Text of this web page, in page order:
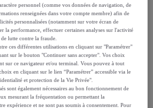
par la marque
entre le09/08et le12/08
?
personnel (comme vos données de navigation, de
renseignées dans votre compte membre) afin de
personnalisées (notamment sur votre écran de
la performance, effectuer certaines analyses sur l'activité
lutte contre la fraude.
ces différentes utilisations en cliquant sur "Paramétrer"
sur le bouton "Continuer sans accepter". Vos choix
sur ce navigateur et/ou terminal. Vous pouvez à tout
en cliquant sur le lien “Paramétrer” accessible via le
et protection de la Vie Privée".
sont également nécessaires au bon fonctionnement de
mesurant la fréquentation ou permettant la
expérience et ne sont pas soumis à consentement. Pour